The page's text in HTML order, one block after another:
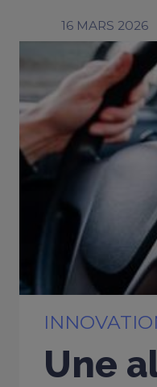
16 MARS 2026
Une